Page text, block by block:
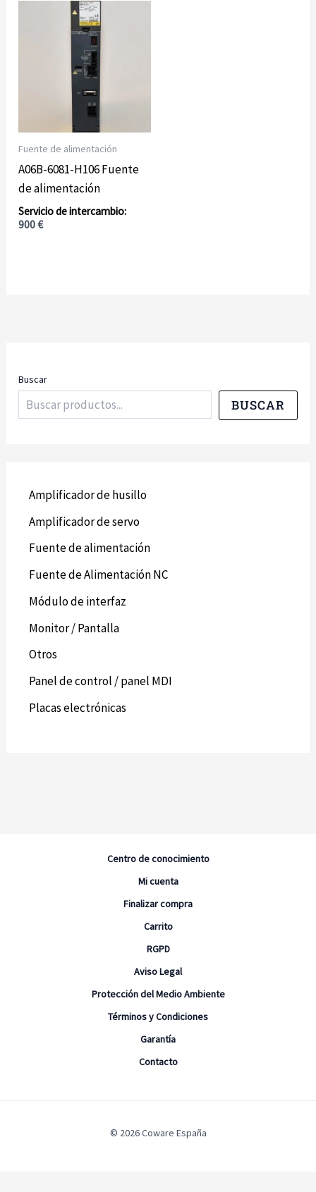
Buscar
BUSCAR
Amplificador de husillo
Amplificador de servo
Fuente de alimentación
Fuente de Alimentación NC
Módulo de interfaz
Monitor / Pantalla
Otros
Panel de control / panel MDI
Placas electrónicas
Fuente de alimentación
A06B-6081-H106 Fuente
de alimentación
900€
Centro de conocimiento
Mi cuenta
Finalizar compra
Carrito
RGPD
Aviso Legal
Protección del Medio Ambiente
Términos y Condiciones
Garantía
Contacto
© 2026 Coware España